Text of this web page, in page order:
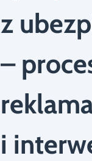
z
–
i